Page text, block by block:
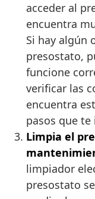
acceder al
encuentra
Si hay algún
presostato,
funcione
verificar las
encuentra
pasos que
Limpia el
limpiador
presostato